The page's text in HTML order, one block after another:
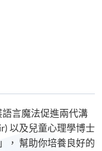
語言魔法促進兩代溝
以及兒童心理學博士
， 幫助你培養良好的